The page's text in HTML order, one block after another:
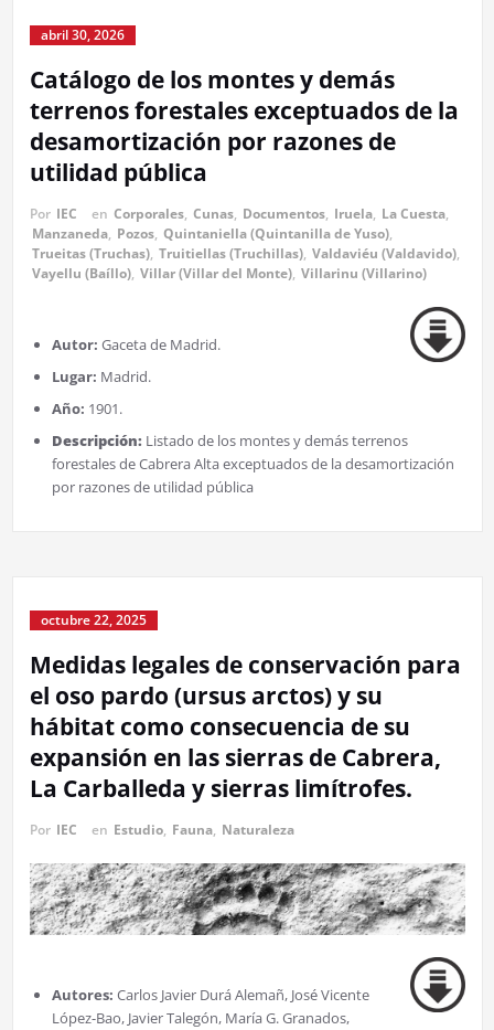
abril 30, 2026
Catálogo de los montes y demás
terrenos forestales exceptuados de la
desamortización por razones de
utilidad pública
Por IEC en Corporales, Cunas, Documentos, Iruela, La Cuesta,
Manzaneda, Pozos, Quintaniella (Quintanilla de Yuso),
Trueitas (Truchas), Truitiellas (Truchillas), Valdaviéu (Valdavido),
Vayellu (Baíllo), Villar (Villar del Monte), Villarinu (Villarino)
Autor: Gaceta de Madrid.
Lugar: Madrid.
Año: 1901.
Descripción: Listado de los montes y demás terrenos
forestales de Cabrera Alta exceptuados de la desamortización
por razones de utilidad pública
octubre 22, 2025
Medidas legales de conservación para
el oso pardo (ursus arctos) y su
hábitat como consecuencia de su
expansión en las sierras de Cabrera,
La Carballeda y sierras limítrofes.
Por IEC en Estudio, Fauna, Naturaleza
Autores: Carlos Javier Durá Alemañ, José Vicente
López-Bao, Javier Talegón, María G. Granados,